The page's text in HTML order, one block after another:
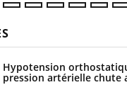
Hypotension
pression artérielle chute